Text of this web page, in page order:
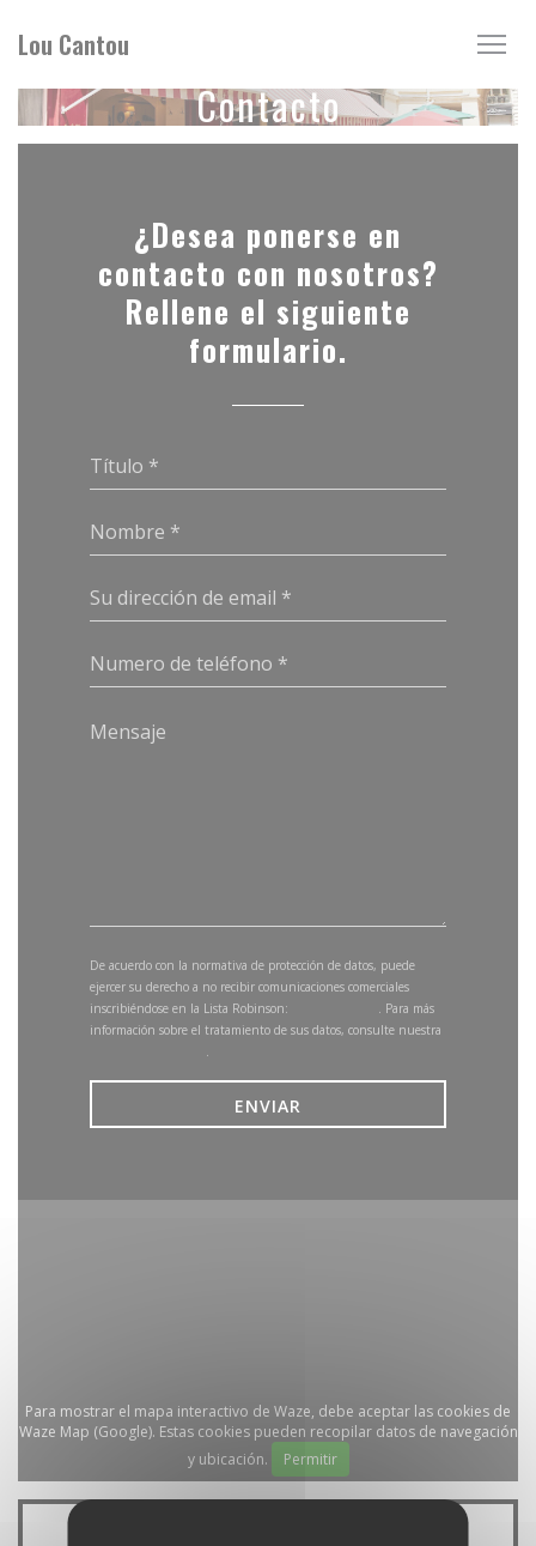
Lou Cantou
Contacto
¿Desea ponerse en
contacto con nosotros?
Rellene el siguiente
formulario.
De acuerdo con la normativa de protección de datos, puede
ejercer su derecho a no recibir comunicaciones comerciales
inscribiéndose en la Lista Robinson:
. Para más
información sobre el tratamiento de sus datos, consulte nuestra
.
Para mostrar el mapa interactivo de Waze, debe aceptar las cookies de
Waze Map (Google). Estas cookies pueden recopilar datos de navegación
y ubicación.
Permitir